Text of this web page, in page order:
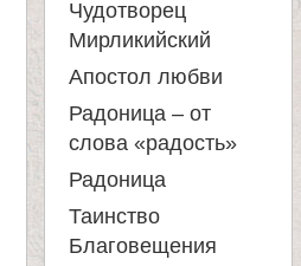
о
и
с
к
а
Чудотворец
Мирликийский
Апостол любви
Радоница – от
слова «радость»
Радоница
Таинство
Благовещения